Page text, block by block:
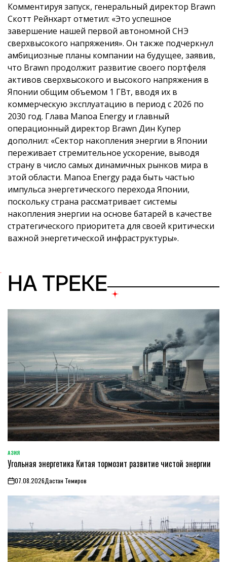
Комментируя запуск, генеральный директор Brawn
Скотт Рейнхарт отметил: «Это успешное
завершение нашей первой автономной СНЭ
сверхвысокого напряжения». Он также подчеркнул
амбициозные планы компании на будущее, заявив,
что Brawn продолжит развитие своего портфеля
активов сверхвысокого и высокого напряжения в
Японии общим объемом 1 ГВт, вводя их в
коммерческую эксплуатацию в период с 2026 по
2030 год. Глава Manoa Energy и главный
операционный директор Brawn Дин Купер
дополнил: «Сектор накопления энергии в Японии
переживает стремительное ускорение, выводя
страну в число самых динамичных рынков мира в
этой области. Manoa Energy рада быть частью
импульса энергетического перехода Японии,
поскольку страна рассматривает системы
накопления энергии на основе батарей в качестве
стратегического приоритета для своей критически
важной энергетической инфраструктуры».
НА ТРЕКЕ
ОПУБЛИКОВАНО
В
АЗИЯ
Угольная энергетика Китая тормозит развитие чистой энергии
on07.08.2026Дастан Темиров